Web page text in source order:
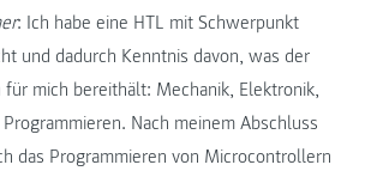
: Ich habe eine HTL mit Schwerpunkt
und dadurch Kenntnis davon, was der
mich bereithält: Mechanik, Elektronik,
Nach meinem Abschluss
das Programmieren von Microcontrollern